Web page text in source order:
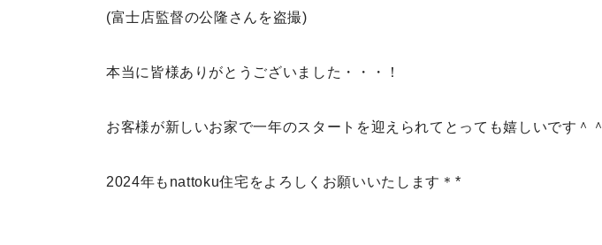
(富士店監督の公隆さんを盗撮)
本当に皆様ありがとうございました・・・！
お客様が新しいお家で一年のスタートを迎えられてとっても嬉しいです＾＾
2024年もnattoku住宅をよろしくお願いいたします＊*